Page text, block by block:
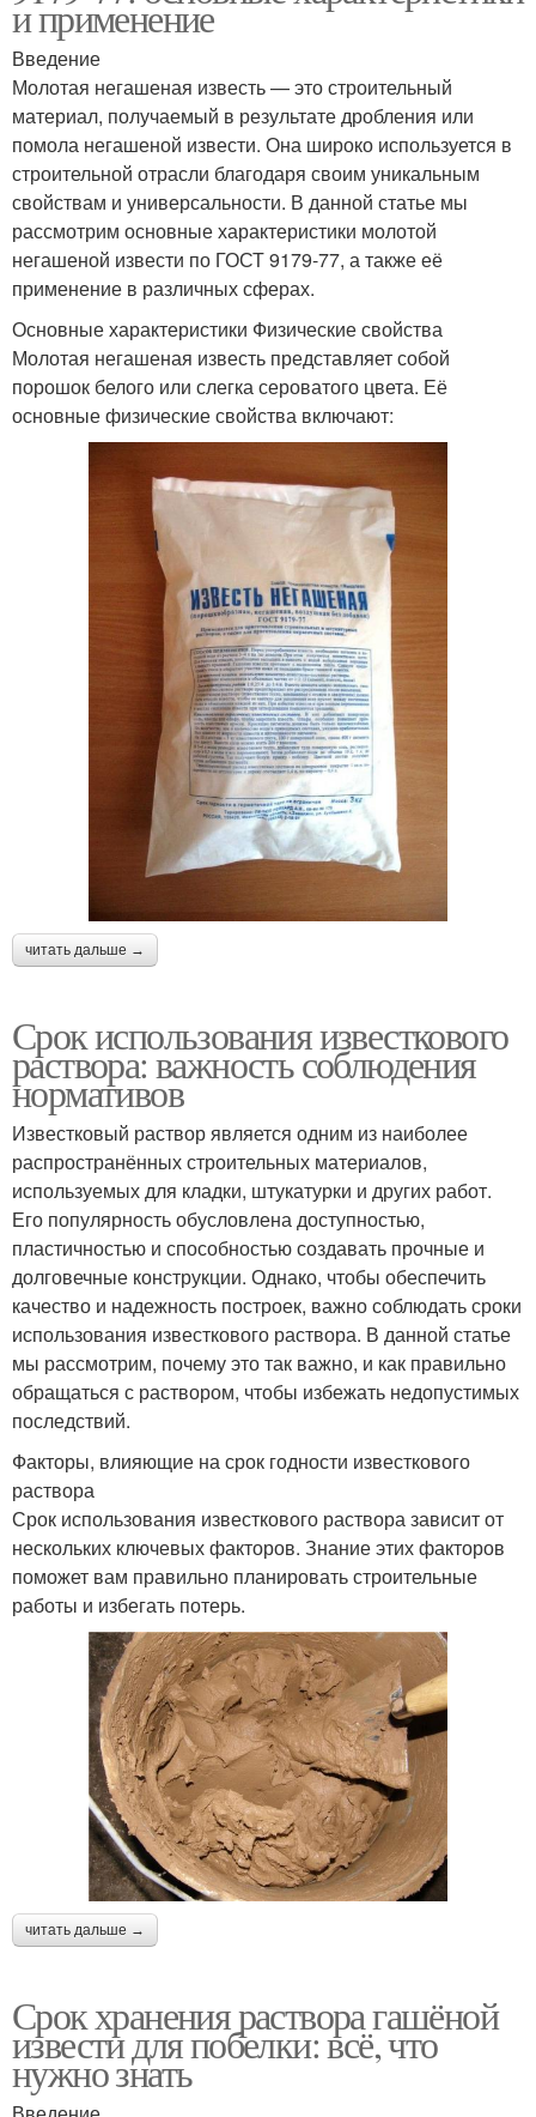
и применение
Введение
Молотая негашеная известь — это строительный
материал, получаемый в результате дробления или
помола негашеной извести. Она широко используется в
строительной отрасли благодаря своим уникальным
свойствам и универсальности. В данной статье мы
рассмотрим основные характеристики молотой
негашеной извести по ГОСТ 9179-77, а также её
применение в различных сферах.
Основные характеристики Физические свойства
Молотая негашеная известь представляет собой
порошок белого или слегка сероватого цвета. Её
основные физические свойства включают:
читать дальше →
Срок использования известкового
раствора: важность соблюдения
нормативов
Известковый раствор является одним из наиболее
распространённых строительных материалов,
используемых для кладки, штукатурки и других работ.
Его популярность обусловлена доступностью,
пластичностью и способностью создавать прочные и
долговечные конструкции. Однако, чтобы обеспечить
качество и надежность построек, важно соблюдать сроки
использования известкового раствора. В данной статье
мы рассмотрим, почему это так важно, и как правильно
обращаться с раствором, чтобы избежать недопустимых
последствий.
Факторы, влияющие на срок годности известкового
раствора
Срок использования известкового раствора зависит от
нескольких ключевых факторов. Знание этих факторов
поможет вам правильно планировать строительные
работы и избегать потерь.
читать дальше →
Срок хранения раствора гашёной
извести для побелки: всё, что
нужно знать